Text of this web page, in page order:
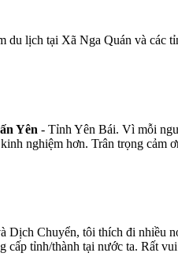
lịch tại Xã Nga Quán và các
Yên - Tỉnh Yên Bái. Vì mỗi
nghiệm hơn. Trân trọng cảm
Chuyển, tôi thích đi nhiều
cấp tỉnh/thành tại nước ta. Rất